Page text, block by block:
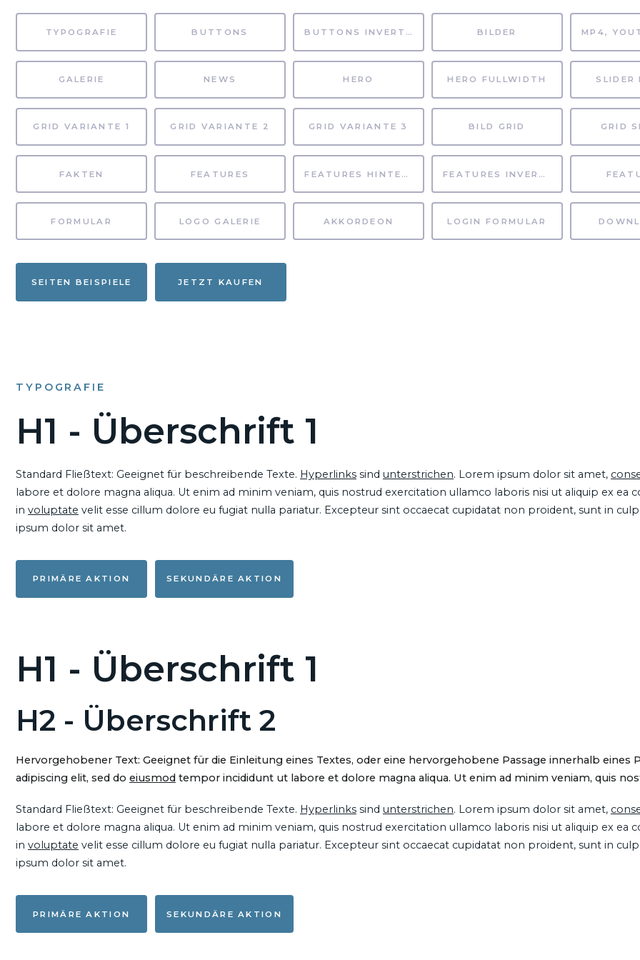
TYPOGRAFIE BUTTONS BUTTONS INVERTIERT BILDER
GALERIE NEWS HERO HERO FULLWIDTH SLIDER
GRID VARIANTE 1 GRID VARIANTE 2 GRID VARIANTE 3 BILD GRID GRID
FAKTEN FEATURES FEATURES HINTERGRUND FEATURES INVERTIERT
FORMULAR LOGO GALERIE AKKORDEON LOGIN FORMULAR
SEITEN BEISPIELE JETZT KAUFEN
TYPOGRAFIE
H1 - Überschrift 1
Standard Fließtext: Geeignet für beschreibende Texte. Hyperlinks sind unterstrichen. Lorem ipsum dolor sit amet,
labore et dolore magna aliqua. Ut enim ad minim veniam, quis nostrud exercitation ullamco laboris nisi ut aliquip ex
in voluptate velit esse cillum dolore eu fugiat nulla pariatur. Excepteur sint occaecat cupidatat non proident, sunt in
ipsum dolor sit amet.
PRIMÄRE AKTION SEKUNDÄRE AKTION
H1 - Überschrift 1
H2 - Überschrift 2
Hervorgehobener Text: Geeignet für die Einleitung eines Textes, oder eine hervorgehobene Passage innerhalb
adipiscing elit, sed do eiusmod tempor incididunt ut labore et dolore magna aliqua. Ut enim ad minim veniam, quis
Standard Fließtext: Geeignet für beschreibende Texte. Hyperlinks sind unterstrichen. Lorem ipsum dolor sit amet,
labore et dolore magna aliqua. Ut enim ad minim veniam, quis nostrud exercitation ullamco laboris nisi ut aliquip ex
in voluptate velit esse cillum dolore eu fugiat nulla pariatur. Excepteur sint occaecat cupidatat non proident, sunt in
ipsum dolor sit amet.
PRIMÄRE AKTION SEKUNDÄRE AKTION